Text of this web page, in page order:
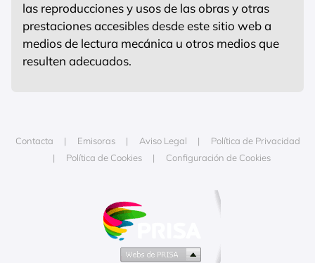
las reproducciones y usos de las obras y otras
prestaciones accesibles desde este sitio web a
medios de lectura mecánica u otros medios que
resulten adecuados.
Contacta Emisoras Aviso Legal
Política de Privacidad
Política de Cookies
Configuración de Cookies